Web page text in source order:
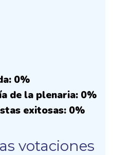
0%
de la plenaria: 0%
exitosas: 0%
votaciones